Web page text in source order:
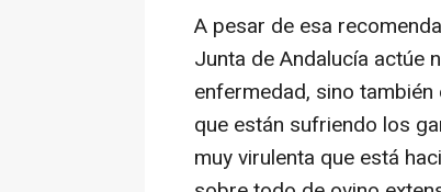
A pesar de esa
Junta de Andalucía actúe
enfermedad, sino
que están sufriendo los
muy virulenta que está